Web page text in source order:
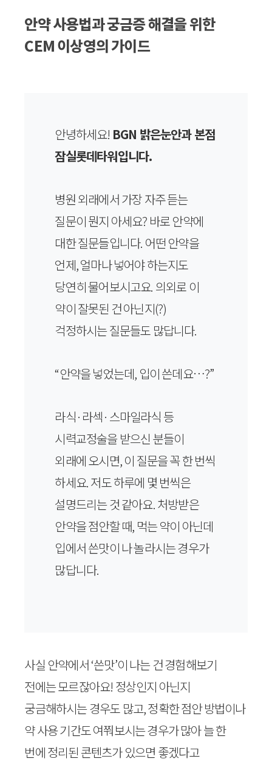
안약 사용법과 궁금증 해결을 위한
CEM 이상영의 가이드
안녕하세요! BGN 밝은눈안과 본점
잠실롯데타워입니다.
병원 외래에서 가장 자주 듣는
질문이 뭔지 아세요? 바로 안약에
대한 질문들입니다. 어떤 안약을
언제, 얼마나 넣어야 하는지도
당연히 물어보시고요. 의외로 이
약이 잘못된 건 아닌지(?)
걱정하시는 질문들도 많답니다.
“안약을 넣었는데, 입이 쓴데요…?”
라식·라섹·스마일라식 등
시력교정술을 받으신 분들이
외래에 오시면, 이 질문을 꼭 한 번씩
하세요. 저도 하루에 몇 번씩은
설명드리는 것 같아요. 처방받은
안약을 점안할 때, 먹는 약이 아닌데
입에서 쓴맛이 나 놀라시는 경우가
많답니다.
사실 안약에서 ‘쓴맛’이 나는 건 경험해보기
전에는 모르잖아요! 정상인지 아닌지
궁금해하시는 경우도 많고, 정확한 점안 방법이나
약 사용 기간도 여쭤보시는 경우가 많아 늘 한
번에 정리된 콘텐츠가 있으면 좋겠다고